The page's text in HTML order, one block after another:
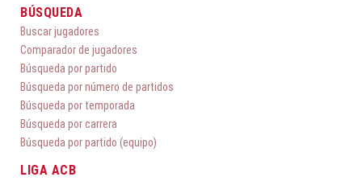
BÚSQUEDA
Buscar jugadores
Comparador de jugadores
Búsqueda por partido
Búsqueda por número de partidos
Búsqueda por temporada
Búsqueda por carrera
Búsqueda por partido (equipo)
LIGA ACB